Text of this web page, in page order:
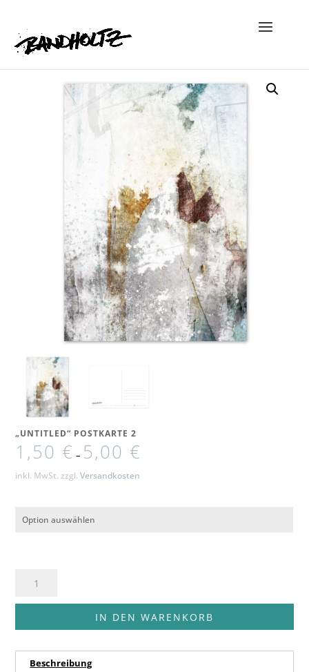
„UNTITLED“ POSTKARTE 2
1,50 € – 5,00 €
inkl. MwSt. zzgl.Versandkosten
"untitled"
Menge
IN DEN WARENKORB
Beschreibung